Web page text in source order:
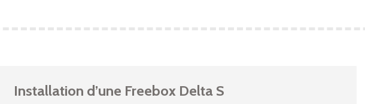
Installation d’une Freebox Delta S